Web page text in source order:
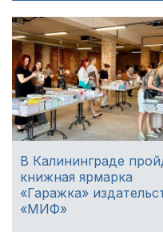
В Калининграде
книжная ярмарка
«Гаражка»
«МИФ»